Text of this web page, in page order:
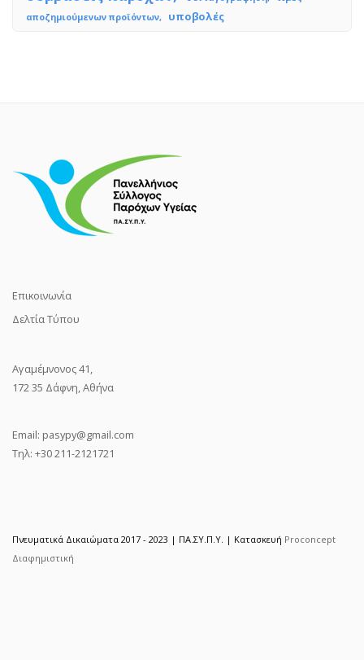
αποζημιούμενων προϊόντων
υποβολές
Επικοινωνία
Δελτία Τύπου
Αγαμέμνονος 41,
172 35 Δάφνη, Αθήνα
Email: pasypy@gmail.com
Τηλ: +30 211-2121721
Πνευματικά Δικαιώματα 2017 - 2023 | ΠΑ.ΣΥ.Π.Υ. | Κατασκευή Proconcept
Διαφημιστική